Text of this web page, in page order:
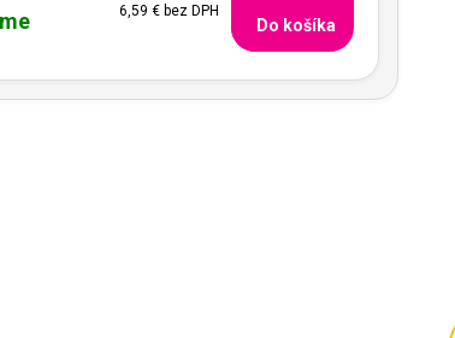
6,59 €bez DPH
Do košíka